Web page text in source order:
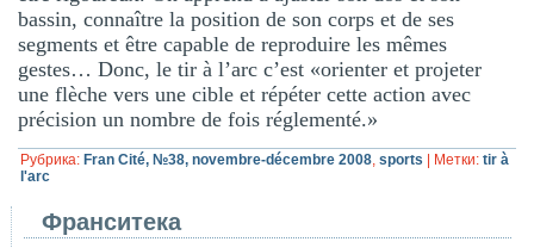
bassin, connaître la position de son corps et de ses
segments et être capable de reproduire les mêmes
gestes… Donc, le tir à l’arc c’est «orienter et projeter
une flèche vers une cible et répéter cette action avec
précision un nombre de fois réglementé.»
Рубрика: Fran Cité, №38, novembre-décembre 2008,sports Метки: tir à
l'arc
Франситека